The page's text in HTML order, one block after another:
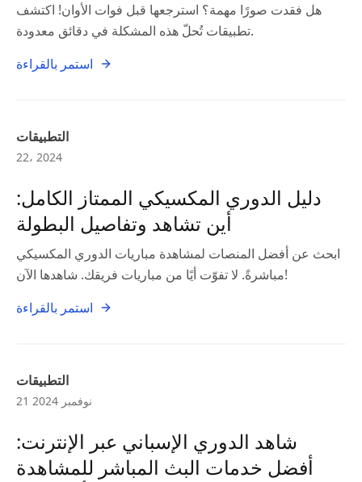
هل فقدت صورًا مهمة؟ استرجعها قبل فوات الأوان! اكتشف
تطبيقات تُحلّ هذه المشكلة في دقائق معدودة.
استمر بالقراءة
التطبيقات
22، 2024
دليل الدوري المكسيكي الممتاز الكامل:
أين تشاهد وتفاصيل البطولة
ابحث عن أفضل المنصات لمشاهدة مباريات الدوري المكسيكي
مباشرةً. لا تفوّت أيًا من مباريات فريقك. شاهدها الآن!
استمر بالقراءة
التطبيقات
21 نوفمبر 2024
شاهد الدوري الإسباني عبر الإنترنت:
أفضل خدمات البث المباشر للمشاهدة